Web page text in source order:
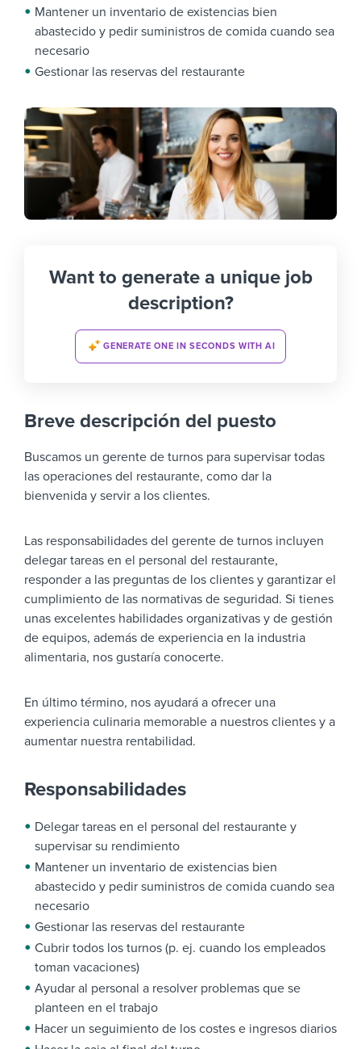
Mantener un inventario de existencias bien
abastecido y pedir suministros de comida cuando sea
necesario
Gestionar las reservas del restaurante
Want to generate a unique job
description?
GENERATE ONE IN SECONDS WITH AI
Breve descripción del puesto
Buscamos un gerente de turnos para supervisar todas
las operaciones del restaurante, como dar la
bienvenida y servir a los clientes.
Las responsabilidades del gerente de turnos incluyen
delegar tareas en el personal del restaurante,
responder a las preguntas de los clientes y garantizar el
cumplimiento de las normativas de seguridad. Si tienes
unas excelentes habilidades organizativas y de gestión
de equipos, además de experiencia en la industria
alimentaria, nos gustaría conocerte.
En último término, nos ayudará a ofrecer una
experiencia culinaria memorable a nuestros clientes y a
aumentar nuestra rentabilidad.
Responsabilidades
Delegar tareas en el personal del restaurante y
supervisar su rendimiento
Mantener un inventario de existencias bien
abastecido y pedir suministros de comida cuando sea
necesario
Gestionar las reservas del restaurante
Cubrir todos los turnos (p. ej. cuando los empleados
toman vacaciones)
Ayudar al personal a resolver problemas que se
planteen en el trabajo
Hacer un seguimiento de los costes e ingresos diarios